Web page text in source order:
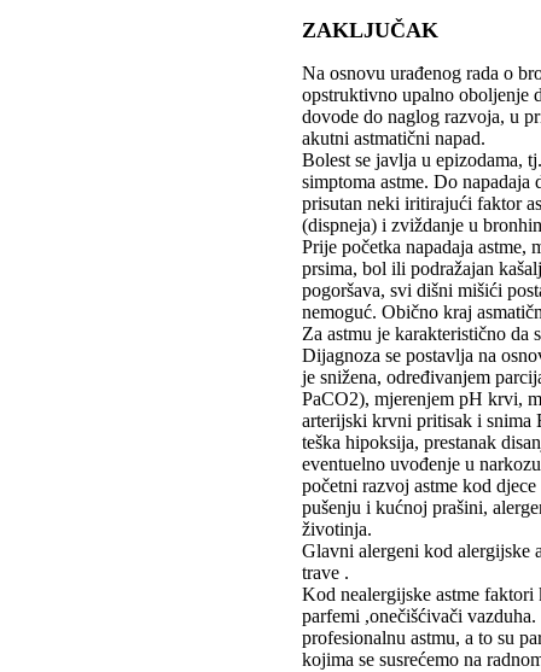
ZAKLJUČAK
Na osnovu urađenog rada o
opstruktivno upalno oboljenje
dovode do naglog razvoja, u
akutni astmatični napad.
Bolest se javlja u epizodama,
simptoma astme. Do
prisutan neki iritirajući faktor
(dispneja) i zviždanje u
Prije početka napadaja
prsima, bol ili podražajan
pogoršava, svi dišni mišići
nemoguć. Obično kraj
Za astmu je karakteristično da
Dijagnoza se postavlja na
je snižena, određivanjem
PaCO2), mjerenjem pH krvi,
arterijski krvni pritisak i snima
teška hipoksija, prestanak
eventuelno uvođenje u
početni razvoj astme kod
pušenju i kućnoj prašini,
životinja.
Glavni alergeni kod alergijske
trave .
Kod nealergijske astme faktori
parfemi ,onečišćivači
profesionalnu astmu, a to su
kojima se susrećemo na